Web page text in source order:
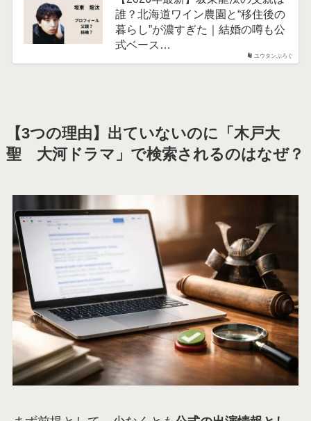
ユウタンぶろぐ
誰？北海道ワイン農園と“移住後の
暮らし”が濃すぎた｜結婚の噂も公
式ベース…
【3つの理由】出ていないのに「木戸大
聖 大河ドラマ」で検索されるのはなぜ？